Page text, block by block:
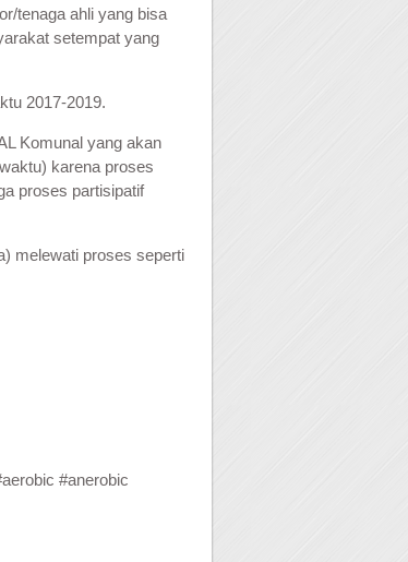
tenaga ahli yang bisa
setempat yang
2017-2019.
Komunal yang akan
karena proses
proses partisipatif
melewati proses seperti
aerobic #anerobic